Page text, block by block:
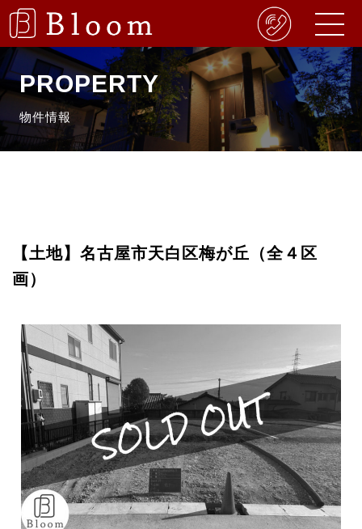
PROPERTY
物件情報
【土地】名古屋市天白区梅が丘（全４区
画）